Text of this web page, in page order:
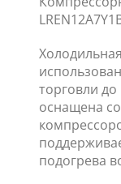
торговли
оснащена
подогрева